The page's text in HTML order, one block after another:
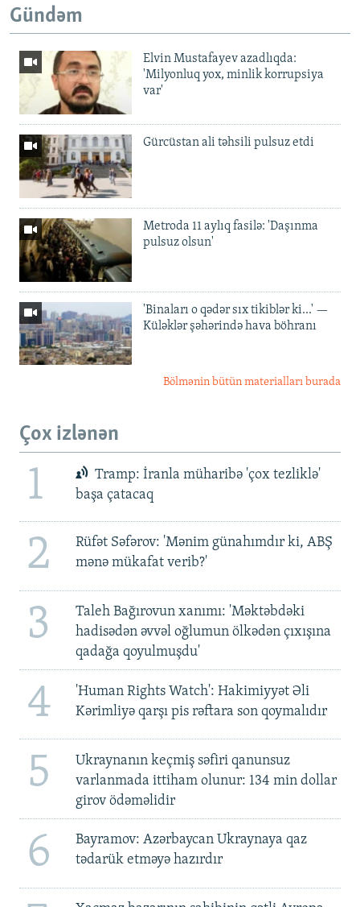
Gündəm
Elvin Mustafayev azadlıqda:
'Milyonluq yox, minlik korrupsiya
var'
Gürcüstan ali təhsili pulsuz etdi
Metroda 11 aylıq fasilə: 'Daşınma
pulsuz olsun'
'Binaları o qədər sıx tikiblər ki...' —
Küləklər şəhərində hava böhranı
Bölmənin bütün materialları burada
Çox izlənən
1
Tramp: İranla müharibə 'çox tezliklə'
başa çatacaq
2
Rüfət Səfərov: 'Mənim günahımdır ki, ABŞ
mənə mükafat verib?'
3
Taleh Bağırovun xanımı: 'Məktəbdəki
hadisədən əvvəl oğlumun ölkədən çıxışına
qadağa qoyulmuşdu'
4
'Human Rights Watch': Hakimiyyət Əli
Kərimliyə qarşı pis rəftara son qoymalıdır
5
Ukraynanın keçmiş səfiri qanunsuz
varlanmada ittiham olunur: 134 min dollar
girov ödəməlidir
6
Bayramov: Azərbaycan Ukraynaya qaz
tədarük etməyə hazırdır